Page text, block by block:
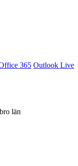
365 Outlook Live
län